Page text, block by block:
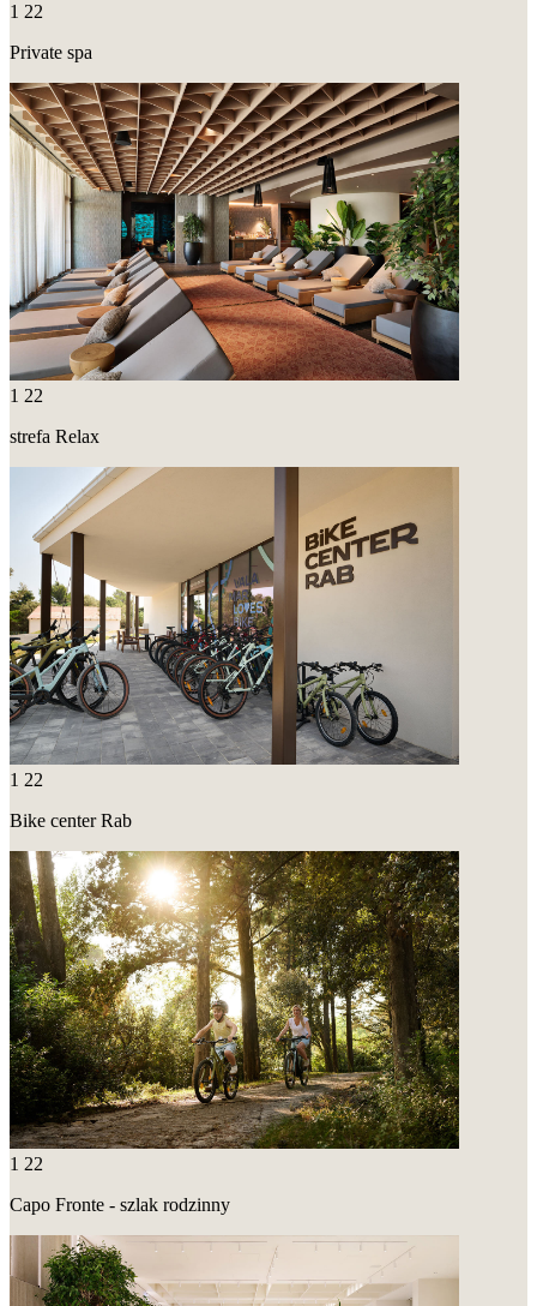
1 22
Private spa
1 22
strefa Relax
1 22
Bike center Rab
1 22
Capo Fronte - szlak rodzinny